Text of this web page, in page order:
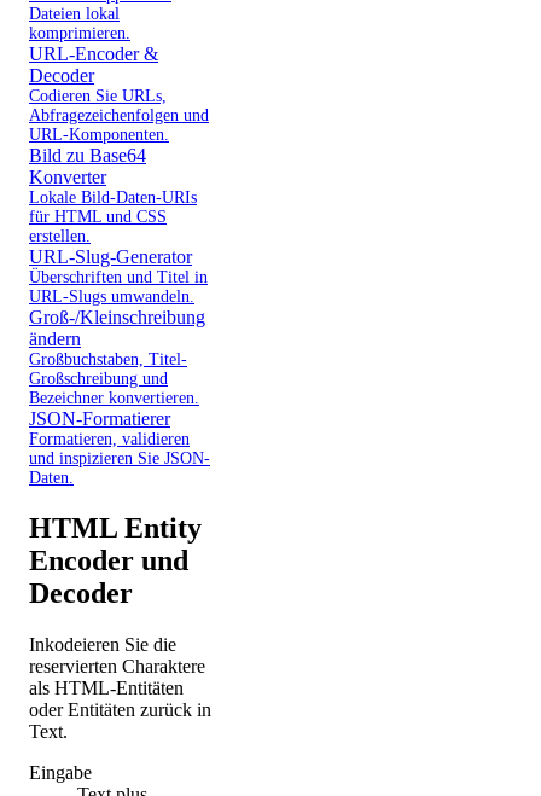
Dateien lokal
komprimieren.
URL-Encoder &
Decoder
Codieren Sie URLs,
Abfragezeichenfolgen und
URL-Komponenten.
Bild zu Base64
Konverter
Lokale Bild-Daten-URIs
für HTML und CSS
erstellen.
URL-Slug-Generator
Überschriften und Titel in
URL-Slugs umwandeln.
Groß-/Kleinschreibung
ändern
Großbuchstaben, Titel-
Großschreibung und
Bezeichner konvertieren.
JSON-Formatierer
Formatieren, validieren
und inspizieren Sie JSON-
Daten.
HTML Entity
Encoder und
Decoder
Inkodeieren Sie die
reservierten Charaktere
als HTML-Entitäten
oder Entitäten zurück in
Text.
Eingabe